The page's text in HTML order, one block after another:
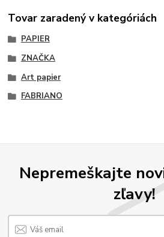
Tovar zaradený v kategóriách
PAPIER
ZNAČKA
Art papier
FABRIANO
Nepremeškajte
zľavy!